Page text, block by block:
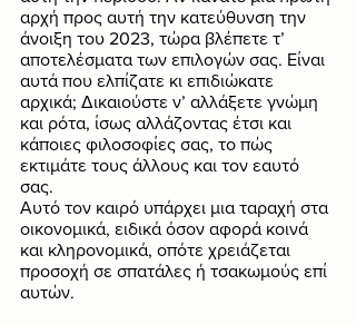
αρχή προς αυτή την κατεύθυνση την
άνοιξη του 2023, τώρα βλέπετε τ’
αποτελέσματα των επιλογών σας. Είναι
αυτά που ελπίζατε κι επιδιώκατε
αρχικά; Δικαιούστε ν’ αλλάξετε γνώμη
και ρότα, ίσως αλλάζοντας έτσι και
κάποιες φιλοσοφίες σας, το πώς
εκτιμάτε τους άλλους και τον εαυτό
σας.
Αυτό τον καιρό υπάρχει μια ταραχή στα
οικονομικά, ειδικά όσον αφορά κοινά
και κληρονομικά, οπότε χρειάζεται
προσοχή σε σπατάλες ή τσακωμούς επί
αυτών.